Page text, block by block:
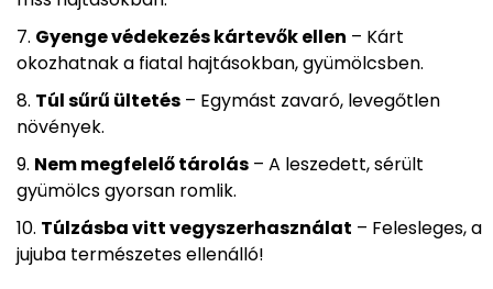
Gyenge védekezés kártevők ellen – Kárt
okozhatnak a fiatal hajtásokban, gyümölcsben.
Túl sűrű ültetés – Egymást zavaró, levegőtlen
növények.
Nem megfelelő tárolás – A leszedett, sérült
gyümölcs gyorsan romlik.
Túlzásba vitt vegyszerhasználat – Felesleges, a
jujuba természetes ellenálló!